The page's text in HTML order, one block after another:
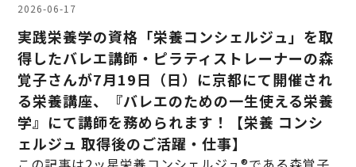
2026-06-17
実践栄養学の資格「栄養コンシェルジュ」を取
得したバレエ講師・ピラティストレーナーの森
覚子さんが7月19日（日）に京都にて開催され
る栄養講座、『バレエのための一生使える栄養
学』にて講師を務められます！【栄養 コンシ
ェルジュ 取得後のご活躍・仕事】